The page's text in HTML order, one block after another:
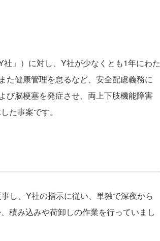
」）に対し、Y社が少なくとも1年にわた
た健康管理を怠るなど、安全配慮義務に
び脳梗塞を発症させ、両上下肢機能障害
た事案です。
し、Y社の指示に従い、単独で深夜から
積み込みや荷卸しの作業を行っていまし